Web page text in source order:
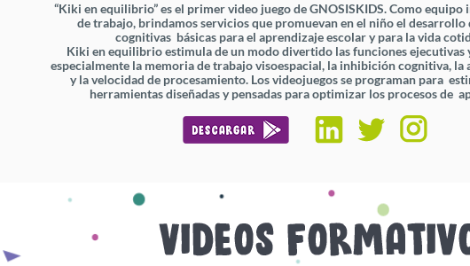
“Kiki en equilibrio” es el primer video juego de GNOSISKIDS. Como
de trabajo, brindamos servicios que promuevan en el niño el desarrollo
cognitivas básicas para el aprendizaje escolar y para la vida
Kiki en equilibrio estimula de un modo divertido las funciones ejecutivas
especialmente la memoria de trabajo visoespacial, la inhibición cognitiva, la
y la velocidad de procesamiento. Los videojuegos se programan para
herramientas diseñadas y pensadas para optimizar los procesos de